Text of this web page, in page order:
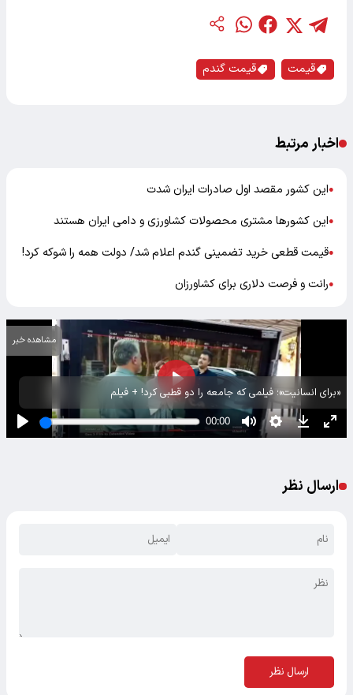
قیمت قیمت گندم
اخبار مرتبط
●این کشور مقصد اول صادرات ایران شدت
●این کشورها مشتری محصولات کشاورزی و دامی ایران هستند
●قیمت قطعی خرید تضمینی گندم اعلام شد/ دولت همه را شوکه کرد!
●رانت و فرصت دلاری برای کشاورزان
«برای انسانیت»؛ فیلمی که جامعه را دو قطبی کرد! + فیلم
مشاهده خبر
ارسال نظر
ارسال نظر